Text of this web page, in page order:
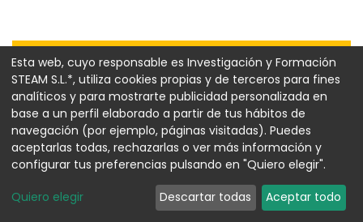
3 Unidades disponible
Shield de expansión
NodeMCU HW-389 (30
pines)
00018524
Esta web, cuyo responsable es Investigación y Formación
STEAM S.L.*, utiliza cookies propias y de terceros para fines
analíticos y para mostrarte publicidad personalizada en
base a un perfil elaborado a partir de tus hábitos de
navegación (por ejemplo, páginas visitadas). Puedes
aceptarlas todas, rechazarlas o ver más información y
configurar tus preferencias pulsando en "Quiero elegir".
Quiero elegir Descartar todas Aceptar todo